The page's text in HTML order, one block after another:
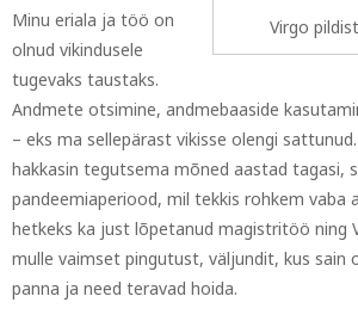
Virgo
Minu eriala ja töö on
olnud vikindusele
tugevaks taustaks.
Andmete otsimine, andmebaaside
– eks ma sellepärast vikisse olengi
hakkasin tegutsema mõned aastad tagasi,
pandeemiaperiood, mil tekkis rohkem vaba
hetkeks ka just lõpetanud magistritöö ning
mulle vaimset pingutust, väljundit, kus sain
panna ja need teravad hoida.